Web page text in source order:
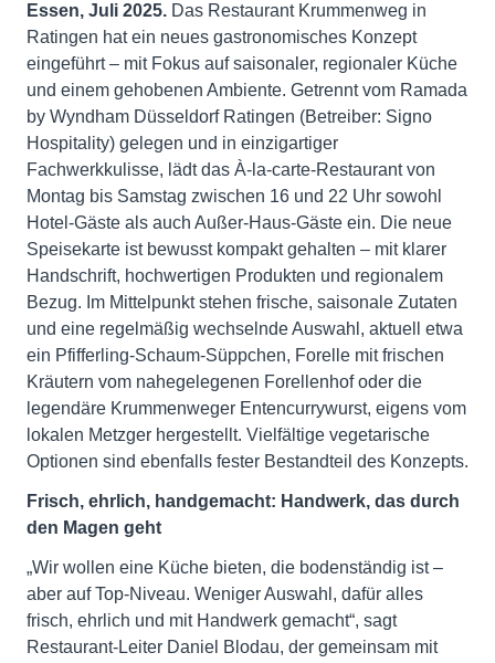
Essen, Juli 2025. Das Restaurant Krummenweg in
Ratingen hat ein neues gastronomisches Konzept
eingeführt – mit Fokus auf saisonaler, regionaler Küche
und einem gehobenen Ambiente. Getrennt vom Ramada
by Wyndham Düsseldorf Ratingen (Betreiber: Signo
Hospitality) gelegen und in einzigartiger
Fachwerkkulisse, lädt das À-la-carte-Restaurant von
Montag bis Samstag zwischen 16 und 22 Uhr sowohl
Hotel-Gäste als auch Außer-Haus-Gäste ein. Die neue
Speisekarte ist bewusst kompakt gehalten – mit klarer
Handschrift, hochwertigen Produkten und regionalem
Bezug. Im Mittelpunkt stehen frische, saisonale Zutaten
und eine regelmäßig wechselnde Auswahl, aktuell etwa
ein Pfifferling-Schaum-Süppchen, Forelle mit frischen
Kräutern vom nahegelegenen Forellenhof oder die
legendäre Krummenweger Entencurrywurst, eigens vom
lokalen Metzger hergestellt. Vielfältige vegetarische
Optionen sind ebenfalls fester Bestandteil des Konzepts.
Frisch, ehrlich, handgemacht: Handwerk, das durch
den Magen geht
„Wir wollen eine Küche bieten, die bodenständig ist –
aber auf Top-Niveau. Weniger Auswahl, dafür alles
frisch, ehrlich und mit Handwerk gemacht“, sagt
Restaurant-Leiter Daniel Blodau, der gemeinsam mit